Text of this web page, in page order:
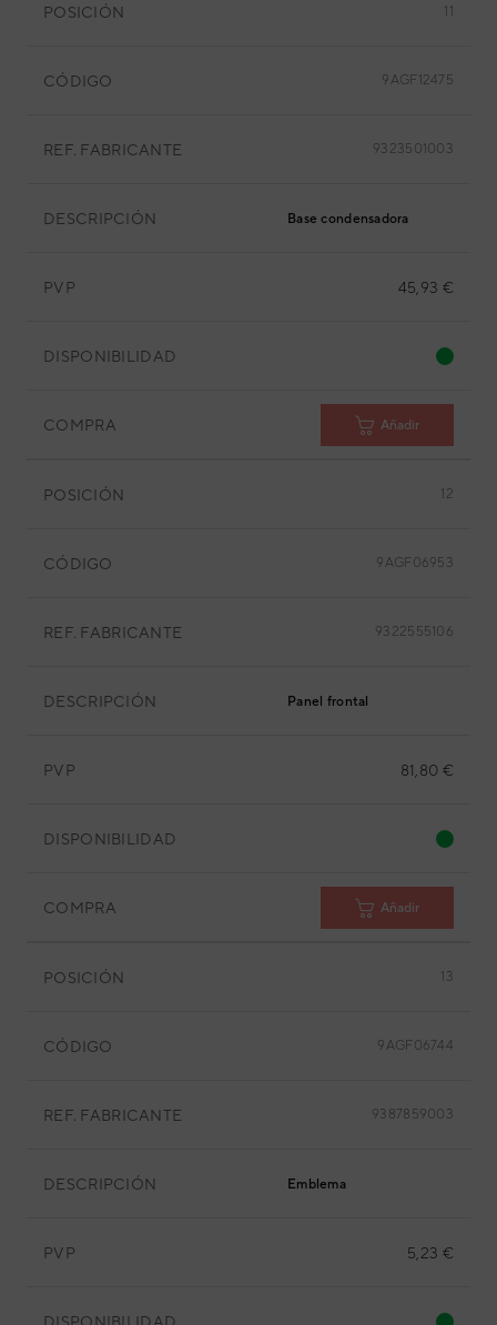
POSICIÓN 11
CÓDIGO 9AGF12475
REF. FABRICANTE 9323501003
DESCRIPCIÓN Base condensadora
PVP 45,93 €
DISPONIBILIDAD
COMPRA Añadir
POSICIÓN 12
CÓDIGO 9AGF06953
REF. FABRICANTE 9322555106
DESCRIPCIÓN Panel frontal
PVP 81,80 €
DISPONIBILIDAD
COMPRA Añadir
POSICIÓN 13
CÓDIGO 9AGF06744
REF. FABRICANTE 9387859003
DESCRIPCIÓN Emblema
PVP 5,23 €
DISPONIBILIDAD